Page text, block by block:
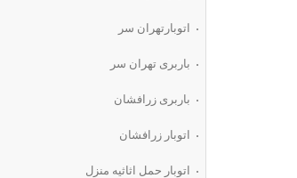
اتوبارتهران سر
باربری تهران سر
باربری زرافشان
اتوبار زرافشان
اتوبار حمل اثاثیه منزل